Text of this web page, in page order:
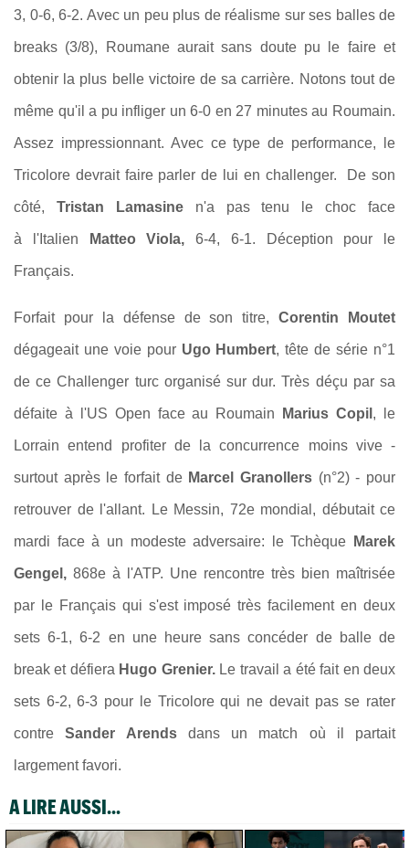
3, 0-6, 6-2. Avec un peu plus de réalisme sur ses balles de
breaks (3/8), Roumane aurait sans doute pu le faire et
obtenir la plus belle victoire de sa carrière. Notons tout de
même qu'il a pu infliger un 6-0 en 27 minutes au Roumain.
Assez impressionnant. Avec ce type de performance, le
Tricolore devrait faire parler de lui en challenger. De son
côté, Tristan Lamasine n'a pas tenu le choc face
à l'Italien Matteo Viola, 6-4, 6-1. Déception pour le
Français.
Forfait pour la défense de son titre,Corentin Moutet
dégageait une voie pour Ugo Humbert, tête de série n°1
de ce Challenger turc organisé sur dur. Très déçu par sa
défaite à l'US Open face au Roumain Marius Copil , le
Lorrain entend profiter de la concurrence moins vive -
surtout après le forfait de Marcel Granollers (n°2) - pour
retrouver de l'allant. Le Messin, 72e mondial, débutait ce
mardi face à un modeste adversaire: le Tchèque Marek
Gengel, 868e à l'ATP. Une rencontre très bien maîtrisée
par le Français qui s'est imposé très facilement en deux
sets 6-1, 6-2 en une heure sans concéder de balle de
break et défiera Hugo Grenier. Le travail a été fait en deux
sets 6-2, 6-3 pour le Tricolore qui ne devait pas se rater
contreSander Arendsdans un match où il partait
largement favori.
A LIRE AUSSI...